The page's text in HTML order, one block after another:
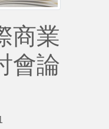
商業
會論